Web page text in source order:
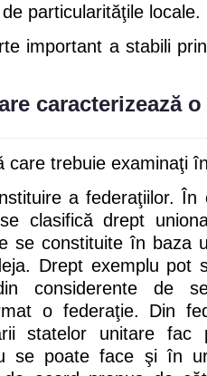
particularităţile locale.
important a stabili
caracterizează o
care trebuie examinaţi
a federaţiilor. În
clasifică drept
se constituite în baza
Drept exemplu pot
considerente de
o federaţie. Din
statelor unitare fac
se poate face şi în